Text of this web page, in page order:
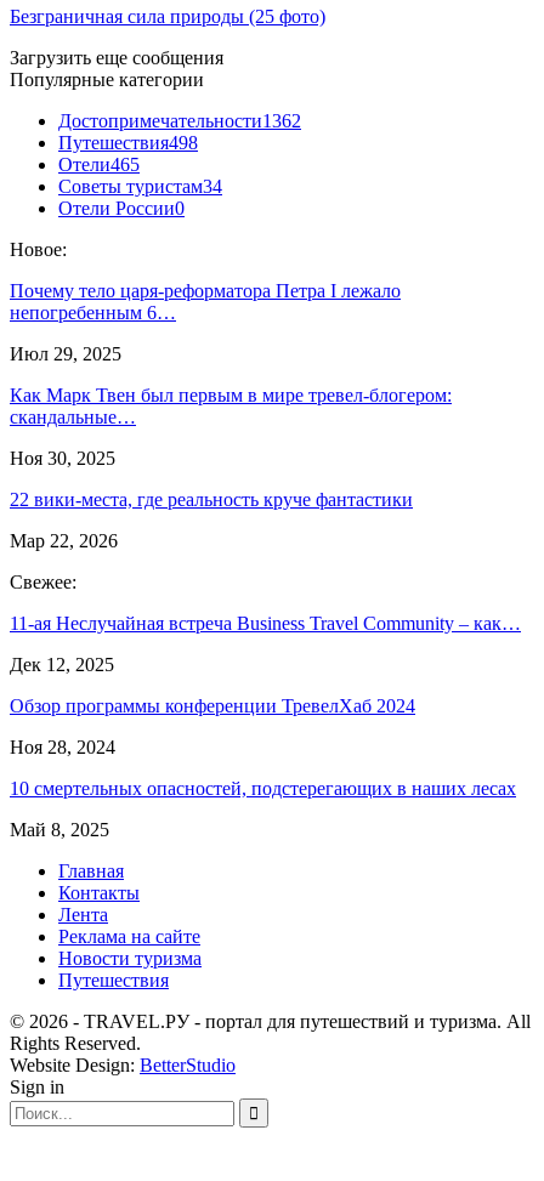
Безграничная сила природы (25 фото)
Загрузить еще сообщения
Популярные категории
Достопримечательности1362
Путешествия498
Отели465
Советы туристам34
Отели России0
Новое:
Почему тело царя-реформатора Петра I лежало
непогребенным 6…
Июл 29, 2025
Как Марк Твен был первым в мире тревел-блогером:
скандальные…
Ноя 30, 2025
22 вики-места, где реальность круче фантастики
Мар 22, 2026
Свежее:
11-ая Неслучайная встреча Business Travel Community – как…
Дек 12, 2025
Обзор программы конференции ТревелХаб 2024
Ноя 28, 2024
10 смертельных опасностей, подстерегающих в наших лесах
Май 8, 2025
Главная
Контакты
Лента
Реклама на сайте
Новости туризма
Путешествия
© 2026 - TRAVEL.РУ - портал для путешествий и туризма. All
Rights Reserved.
Website Design: BetterStudio
Sign in